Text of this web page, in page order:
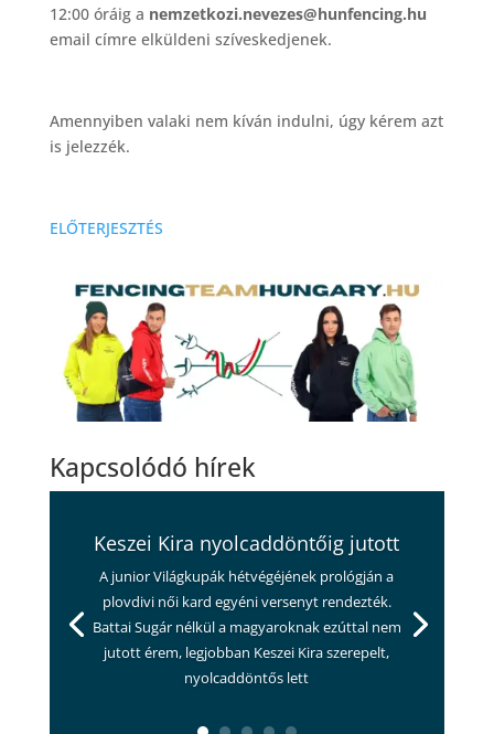
12:00 óráig a nemzetkozi.nevezes@hunfencing.hu
email címre elküldeni szíveskedjenek.
Amennyiben valaki nem kíván indulni, úgy kérem azt
is jelezzék.
ELŐTERJESZTÉS
Kapcsolódó hírek
Keszei Kira nyolcaddöntőig jutott
A junior Világkupák hétvégéjének prológján a
plovdivi női kard egyéni versenyt rendezték.
Battai Sugár nélkül a magyaroknak ezúttal nem
jutott érem, legjobban Keszei Kira szerepelt,
nyolcaddöntős lett